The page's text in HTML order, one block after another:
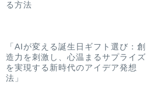
る方法
「AIが変える誕生日ギフト選び：創
造力を刺激し、心温まるサプライズ
を実現する新時代のアイデア発想
法」